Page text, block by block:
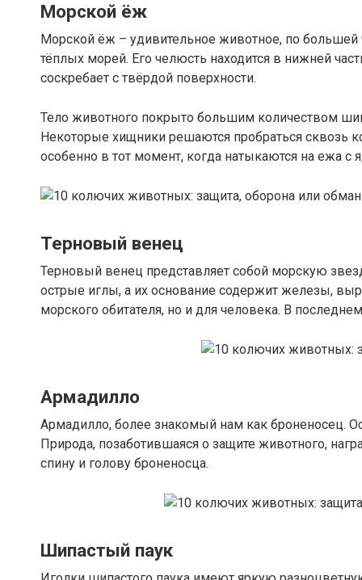
Морской ёж
Морской ёж – удивительное животное, по большей
тёплых морей. Его челюсть находится в нижней
соскребает с твёрдой поверхности.
Тело животного покрыто большим количеством
Некоторые хищники решаются пробраться сквозь
особенно в тот момент, когда натыкаются на ежа
Терновый венец
Терновый венец представляет собой морскую
острые иглы, а их основание содержит железы,
морского обитателя, но и для человека. В
Армадилло
Армадилло, более знакомый нам как броненосец.
Природа, позаботившаяся о защите животного,
спину и голову броненосца.
Шипастый паук